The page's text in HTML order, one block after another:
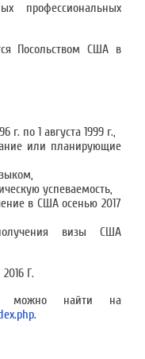
профессиональных
Посольством США в
г. по 1 августа 1999 г.,
или планирующие
успеваемость,
в США осенью 2017
визы США
Г.
можно найти на
.